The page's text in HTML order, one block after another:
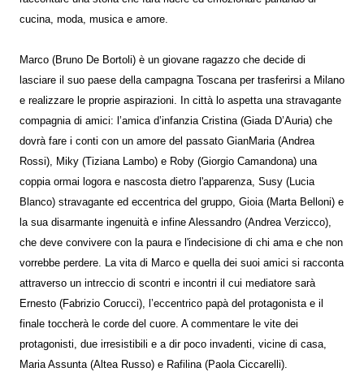
cucina, moda, musica e amore.
Marco (Bruno De Bortoli) è un giovane ragazzo che decide di
lasciare il suo paese della campagna Toscana per trasferirsi a Milano
e realizzare le proprie aspirazioni. In città lo aspetta una stravagante
compagnia di amici: l’amica d’infanzia Cristina (Giada D’Auria) che
dovrà fare i conti con un amore del passato GianMaria (Andrea
Rossi), Miky (Tiziana Lambo) e Roby (Giorgio Camandona) una
coppia ormai logora e nascosta dietro l'apparenza, Susy (Lucia
Blanco) stravagante ed eccentrica del gruppo, Gioia (Marta Belloni) e
la sua disarmante ingenuità e infine Alessandro (Andrea Verzicco),
che deve convivere con la paura e l'indecisione di chi ama e che non
vorrebbe perdere. La vita di Marco e quella dei suoi amici si racconta
attraverso un intreccio di scontri e incontri il cui mediatore sarà
Ernesto (Fabrizio Corucci), l’eccentrico papà del protagonista e il
finale toccherà le corde del cuore. A commentare le vite dei
protagonisti, due irresistibili e a dir poco invadenti, vicine di casa,
Maria Assunta (Altea Russo) e Rafilina (Paola Ciccarelli).